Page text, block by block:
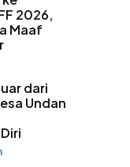
2026,
Maaf
dari
Undan